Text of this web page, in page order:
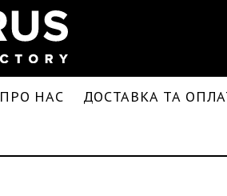
ПРО НАС ДОСТАВКА ТА